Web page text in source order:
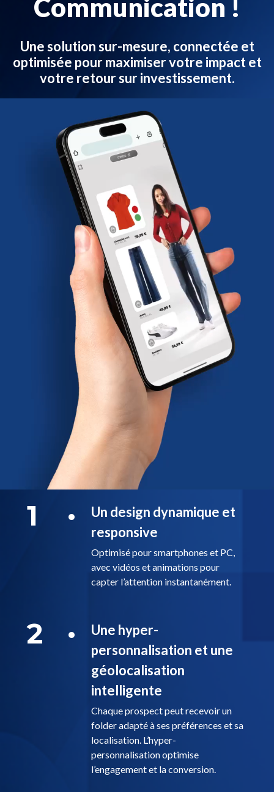
Communication !
Une solution sur-mesure, connectée et
optimisée pour maximiser votre impact et
votre retour sur investissement.
1
Un design dynamique et
responsive
Optimisé pour smartphones et PC,
avec vidéos et animations pour
capter l’attention instantanément.
2
Une hyper-
personnalisation et une
géolocalisation
intelligente
Chaque prospect peut recevoir un
folder adapté à ses préférences et sa
localisation. L’hyper-
personnalisation optimise
l’engagement et la conversion.